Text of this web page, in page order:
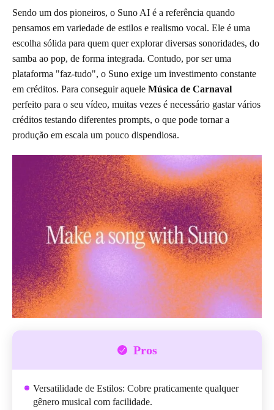
Sendo um dos pioneiros, o Suno AI é a referência quando
pensamos em variedade de estilos e realismo vocal. Ele é uma
escolha sólida para quem quer explorar diversas sonoridades, do
samba ao pop, de forma integrada. Contudo, por ser uma
plataforma "faz-tudo", o Suno exige um investimento constante
em créditos. Para conseguir aquele Música de Carnaval
perfeito para o seu vídeo, muitas vezes é necessário gastar vários
créditos testando diferentes prompts, o que pode tornar a
produção em escala um pouco dispendiosa.
Pros
Versatilidade de Estilos: Cobre praticamente qualquer
gênero musical com facilidade.